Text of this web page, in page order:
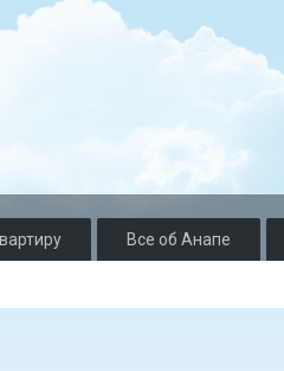
Все об Анапе